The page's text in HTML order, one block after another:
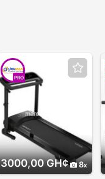
3000,00 GH¢ 8
PRO